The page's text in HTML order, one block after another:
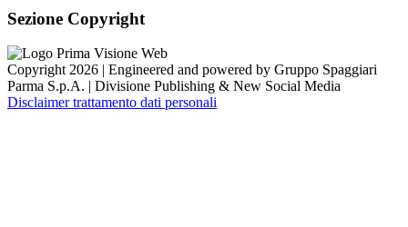
Sezione Copyright
Copyright 2026 | Engineered and powered by Gruppo Spaggiari
Parma S.p.A. | Divisione Publishing & New Social Media
Disclaimer trattamento dati personali